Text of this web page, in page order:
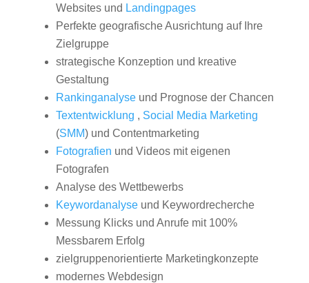
Websites und Landingpages
Perfekte geografische Ausrichtung auf Ihre
Zielgruppe
strategische Konzeption und kreative
Gestaltung
Rankinganalyseund Prognose der Chancen
Textentwicklung , Social Media Marketing
(SMM) und Contentmarketing
Fotografien und Videos mit eigenen
Fotografen
Analyse des Wettbewerbs
Keywordanalyseund Keywordrecherche
Messung Klicks und Anrufe mit 100%
Messbarem Erfolg
zielgruppenorientierte Marketingkonzepte
modernes Webdesign